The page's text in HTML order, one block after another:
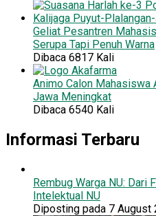
Geliat Pesantren
Serupa Tapi Penuh Warna
Dibaca 6817 Kali
Animo Calon Mahasiswa
Jawa Meningkat
Dibaca 6540 Kali
Informasi Terbaru
Rembug Warga NU: Dari
Intelektual NU
Diposting pada 7 August